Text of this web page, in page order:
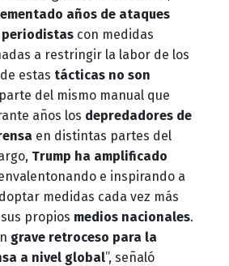
años de ataques
con medidas
a restringir la labor de los
estas tácticas no son
del mismo manual que
años los depredadores de
en distintas partes del
Trump ha amplificado
e inspirando a
medidas cada vez más
propios medios nacionales.
grave retroceso para la
a nivel global”, señaló